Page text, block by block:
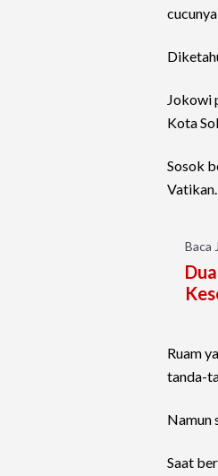
Jokowi
Kota
Sosok
Vatikan.
Baca
Ruam
tanda-
Namun
Saat